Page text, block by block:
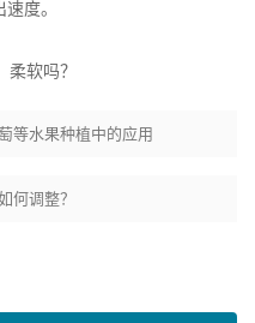
度。
柔软吗？
等水果种植中的应用
何调整？